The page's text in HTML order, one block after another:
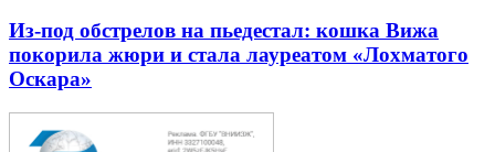
Из-под обстрелов на пьедестал: кошка Вижа
покорила жюри и стала лауреатом «Лохматого
Оскара»